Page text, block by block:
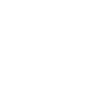
Приготовьте